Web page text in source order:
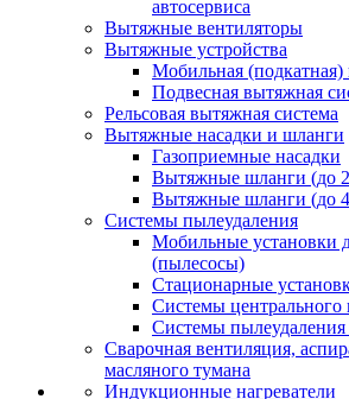
автосервиса
Вытяжные вентиляторы
Вытяжные устройства
Мобильная (подкатная)
Подвесная вытяжная
Рельсовая вытяжная система
Вытяжные насадки и шланги
Газоприемные насадки
Вытяжные шланги (до
Вытяжные шланги (до
Системы пылеудаления
Мобильные установки
(пылесосы)
Стационарные
Системы центрального
Системы пылеудаления
Сварочная вентиляция,
масляного тумана
Индукционные нагреватели